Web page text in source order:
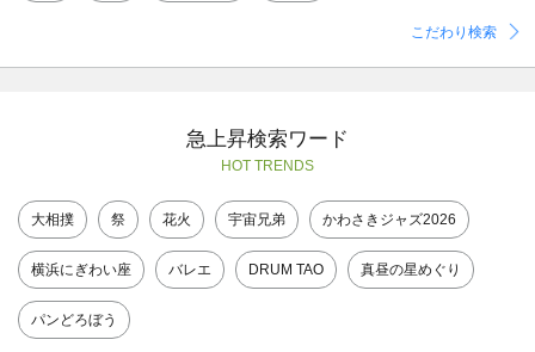
こだわり検索
急上昇検索ワード
HOT TRENDS
大相撲 祭 花火 宇宙兄弟 かわさきジャズ2026
横浜にぎわい座 バレエ DRUM TAO 真昼の星めぐり
パンどろぼう